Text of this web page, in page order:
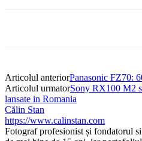
Articolul anteriorPanasonic FZ70:
Articolul urmatorSony RX100 M2
lansate in Romania
Călin Stan
https://www.calinstan.com
Fotograf profesionist și fondatorul